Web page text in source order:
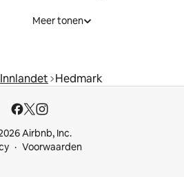
Meer tonen
Innlandet Hedmark
Airbnb, Inc.
Voorwaarden